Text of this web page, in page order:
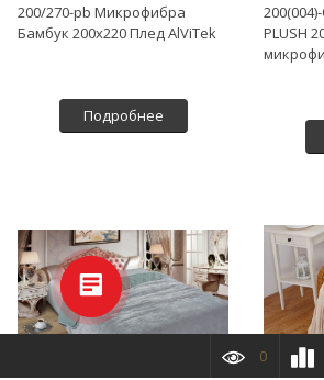
200/270-pb Микрофибра
Бамбук 200х220 Плед AlViTek
Подробнее
PLUSH
0